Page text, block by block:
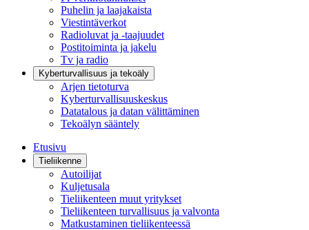
Puhelin ja laajakaista
Viestintäverkot
Radioluvat ja -taajuudet
Postitoiminta ja jakelu
Tv ja radio
Kyberturvallisuus ja tekoäly
Arjen tietoturva
Kyberturvallisuuskeskus
Datatalous ja datan välittäminen
Tekoälyn sääntely
Etusivu
Tieliikenne
Autoilijat
Kuljetusala
Tieliikenteen muut yritykset
Tieliikenteen turvallisuus ja valvonta
Matkustaminen tieliikenteessä